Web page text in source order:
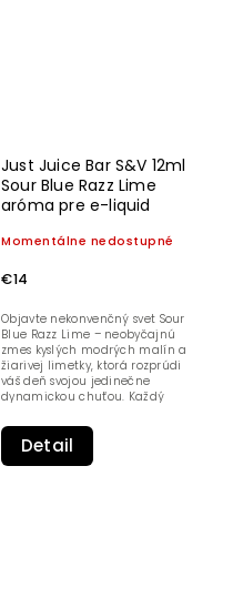
Just Juice Bar S&V 12ml
Sour Blue Razz Lime
aróma pre e-liquid
Momentálne nedostupné
€14
Detail
Objavte nekonvenčný svet Sour
Blue Razz Lime – neobyčajnú
zmes kyslých modrých malín a
žiarivej limetky, ktorá rozprúdi
váš deň svojou jedinečne
dynamickou chuťou. Každý